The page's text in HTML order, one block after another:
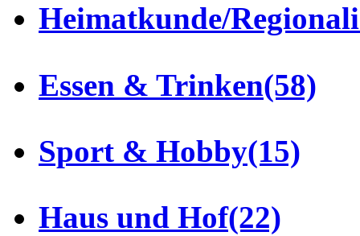
Heimatkunde/
Essen & Trinken(58)
Sport & Hobby(15)
Haus und Hof(22)